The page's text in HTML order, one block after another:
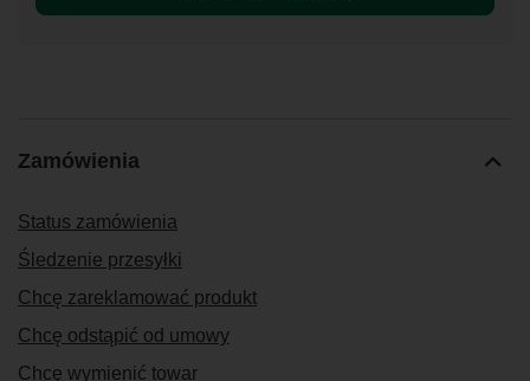
Zamówienia
Status zamówienia
Śledzenie przesyłki
Chcę zareklamować produkt
Chcę odstąpić od umowy
Chcę wymienić towar